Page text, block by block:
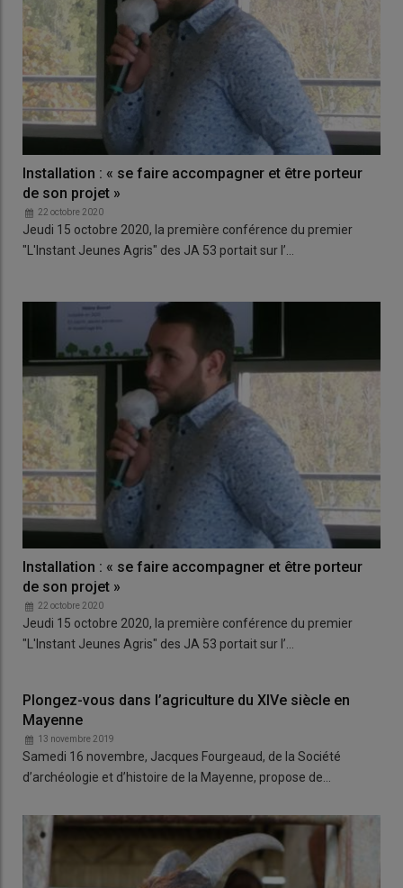
Installation : « se faire accompagner et être porteur
de son projet »
22 octobre 2020
Jeudi 15 octobre 2020, la première conférence du premier
"L'Instant Jeunes Agris" des JA 53 portait sur l’…
Installation : « se faire accompagner et être porteur
de son projet »
22 octobre 2020
Jeudi 15 octobre 2020, la première conférence du premier
"L'Instant Jeunes Agris" des JA 53 portait sur l’…
Plongez-vous dans l’agriculture du XIVe siècle en
Mayenne
13 novembre 2019
Samedi 16 novembre, Jacques Fourgeaud, de la Société
d’archéologie et d’histoire de la Mayenne, propose de…